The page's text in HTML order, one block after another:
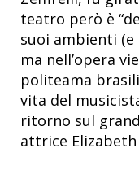
teatro però è
suoi ambienti (e
ma nell’opera
politeama
vita del
ritorno sul
attrice